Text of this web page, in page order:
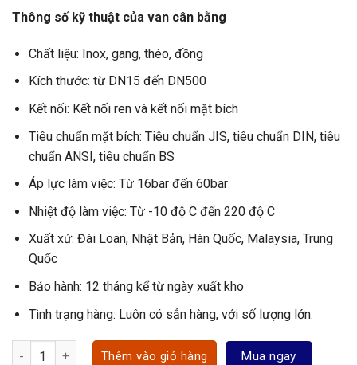
Thông số kỹ thuật của van cân bằng
Chất liệu: Inox, gang, théo, đồng
Kích thước: từ DN15 đến DN500
Kết nối: Kết nối ren và kết nối mặt bích
Tiêu chuẩn mặt bích: Tiêu chuẩn JIS, tiêu chuẩn DIN, tiêu
chuẩn ANSI, tiêu chuẩn BS
Áp lực làm việc: Từ 16bar đến 60bar
Nhiệt độ làm việc: Từ -10 độ C đến 220 độ C
Xuất xứ: Đài Loan, Nhật Bản, Hàn Quốc, Malaysia, Trung
Quốc
Bảo hành: 12 tháng kể từ ngày xuất kho
Tình trạng hàng: Luôn có sẳn hàng, với số lượng lớn.
van cân bằng số lượng
Thêm vào giỏ hàng Mua ngay